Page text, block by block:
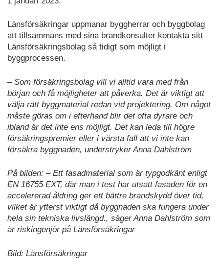
Länsförsäkringar uppmanar byggherrar och byggbolag
att tillsammans med sina brandkonsulter kontakta sitt
Länsförsäkringsbolag så tidigt som möjligt i
byggprocessen.
– Som försäkringsbolag vill vi alltid vara med från
början och få möjligheter att påverka. Det är viktigt att
välja rätt byggmaterial redan vid projektering. Om något
måste göras om i efterhand blir det ofta dyrare och
ibland är det inte ens möjligt. Det kan leda till högre
försäkringspremier eller i värsta fall att vi inte kan
försäkra byggnaden, understryker Anna Dahlström
På bilden: – Ett fasadmaterial som är typgodkänt enligt
EN 16755 EXT, där man i test har utsatt fasaden för en
accelererad åldring ger ett bättre brandskydd över tid,
vilket är ytterst viktigt då byggnaden ska fungera under
hela sin tekniska livslängd., säger Anna Dahlström som
är riskingenjör på Länsförsäkringar
Bild: Länsförsäkringar